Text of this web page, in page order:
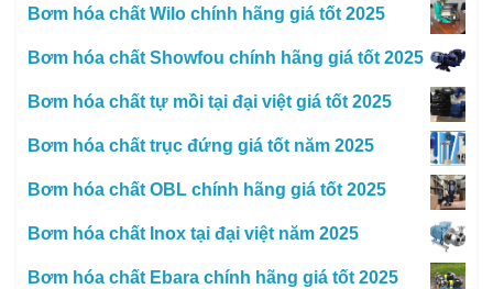
Bơm hóa chất Wilo chính hãng giá tốt 2025
Bơm hóa chất Showfou chính hãng giá tốt 2025
Bơm hóa chất tự mồi tại đại việt giá tốt 2025
Bơm hóa chất trục đứng giá tốt năm 2025
Bơm hóa chất OBL chính hãng giá tốt 2025
Bơm hóa chất Inox tại đại việt năm 2025
Bơm hóa chất Ebara chính hãng giá tốt 2025